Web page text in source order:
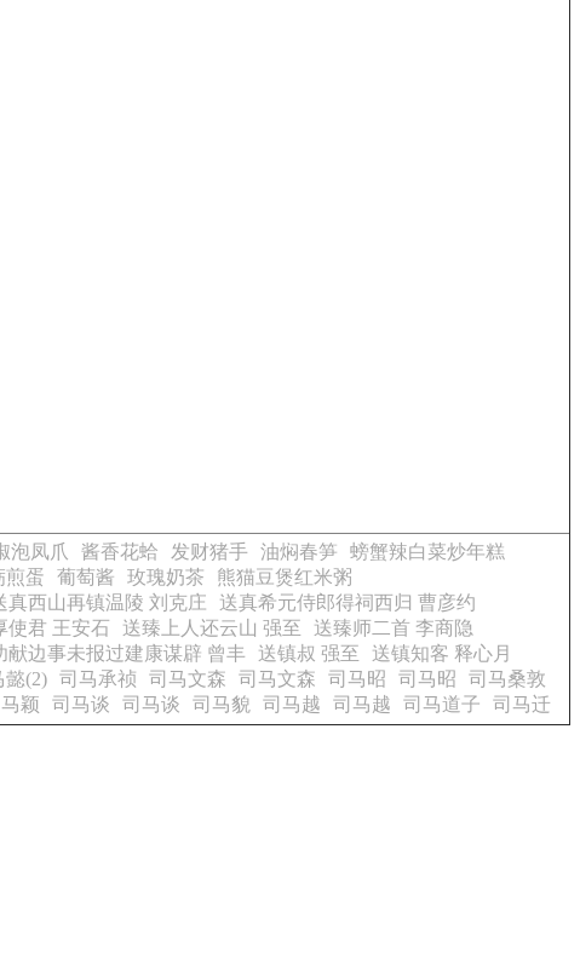
泡凤爪 酱香花蛤 发财猪手 油焖春笋
螃蟹辣白菜炒年糕
煎蛋 葡萄酱 玫瑰奶茶
熊猫豆煲红米粥
真西山再镇温陵 刘克庄
送真希元侍郎得祠西归 曹彦约
使君 王安石 送臻上人还云山 强至
送臻师二首 李商隐
献边事未报过建康谋辟 曾丰 送镇叔 强至
送镇知客 释心月
懿(2) 司马承祯 司马文森 司马文森 司马昭 司马昭
司马桑敦
颖 司马谈 司马谈 司马貌 司马越 司马越 司马道子 司马迁